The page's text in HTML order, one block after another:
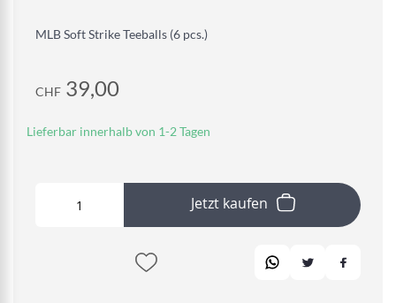
MLB Soft Strike Teeballs (6 pcs.)
CHF 39,00
Lieferbar innerhalb von 1-2 Tagen
Jetzt kaufen